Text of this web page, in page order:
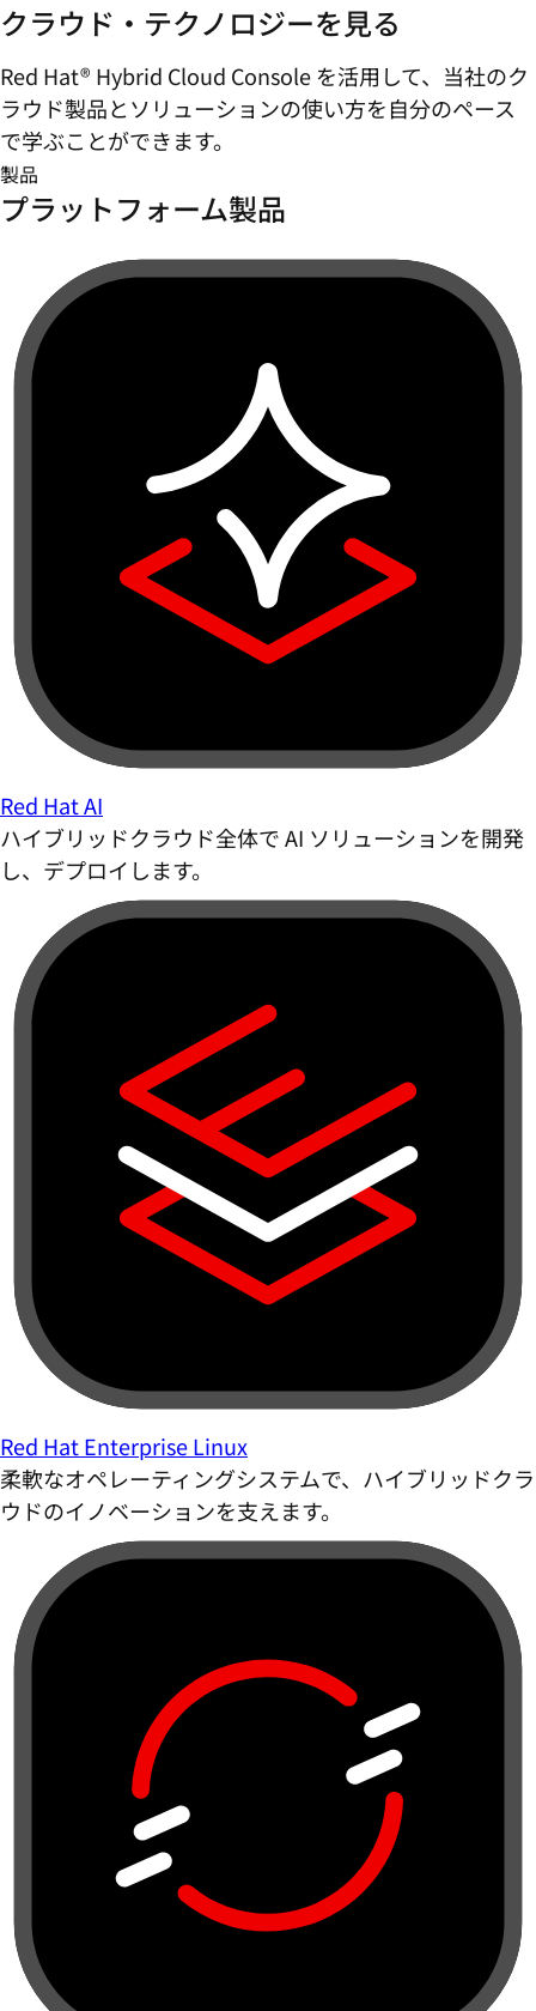
クラウド・テクノロジーを見る
Red Hat® Hybrid Cloud Console を活用して、当社のク
ラウド製品とソリューションの使い方を自分のペース
で学ぶことができます。
製品
プラットフォーム製品
Red Hat AI
ハイブリッドクラウド全体で AI ソリューションを開発
し、デプロイします。
Red Hat Enterprise Linux
柔軟なオペレーティングシステムで、ハイブリッドクラ
ウドのイノベーションを支えます。